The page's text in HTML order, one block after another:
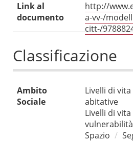
Link al
documento
http://
a-vv-/
citt-/
Classificazione
Ambito
Sociale
Livelli di vita
abitative
Livelli di vita
Spazio